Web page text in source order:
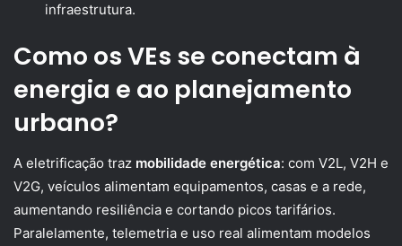
infraestrutura.
Como os VEs se conectam à
energia e ao planejamento
urbano?
A eletrificação traz mobilidade energética: com V2L, V2H e
V2G, veículos alimentam equipamentos, casas e a rede,
aumentando resiliência e cortando picos tarifários.
Paralelamente, telemetria e uso real alimentam modelos